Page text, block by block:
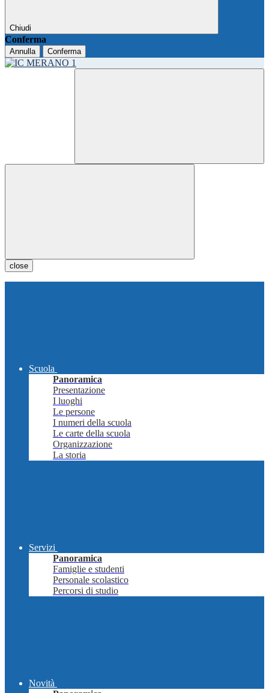
Chiudi
Conferma
Annulla Conferma
close
Scuola
Panoramica
Presentazione
I luoghi
Le persone
I numeri della scuola
Le carte della scuola
Organizzazione
La storia
Servizi
Panoramica
Famiglie e studenti
Personale scolastico
Percorsi di studio
Novità